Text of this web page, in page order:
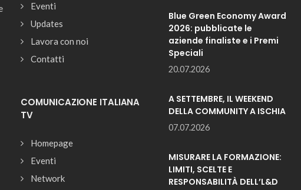
Eventi
Updates
Lavora con noi
Contatti
COMUNICAZIONE ITALIANA
TV
Homepage
Eventi
Network
Blue Green Economy Award
2026: pubblicate le
aziende finaliste e i Premi
Speciali
20.07.2026
A SETTEMBRE, IL WEEKEND
DELLA COMMUNITY A ISCHIA
07.07.2026
MISURARE LA FORMAZIONE:
LIMITI, SCELTE E
RESPONSABILITÀ DELL’L&D